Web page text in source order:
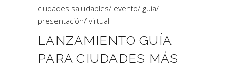
ciudades saludables/ evento/ guía/
presentación/ virtual
LANZAMIENTO GUÍA
PARA CIUDADES MÁS